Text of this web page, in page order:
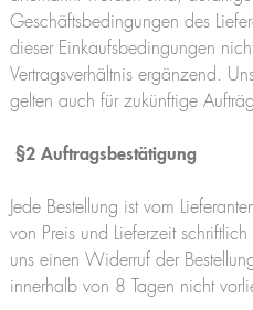
Geschäftsbedingungen des
dieser Einkaufsbedingungen
Vertragsverhältnis ergänzend.
gelten auch für zukünftige
§2 Auftragsbestätigung
Jede Bestellung ist vom
von Preis und Lieferzeit
uns einen Widerruf der
innerhalb von 8 Tagen nicht